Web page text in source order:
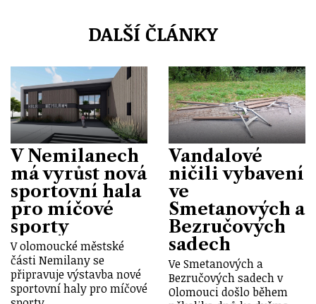
DALŠÍ ČLÁNKY
V Nemilanech
má vyrůst nová
sportovní hala
pro míčové
sporty
V olomoucké městské
části Nemilany se
připravuje výstavba nové
sportovní haly pro míčové
Vandalové
ničili vybavení
ve
Smetanových a
Bezručových
sadech
Ve Smetanových a
Bezručových sadech v
Olomouci došlo během